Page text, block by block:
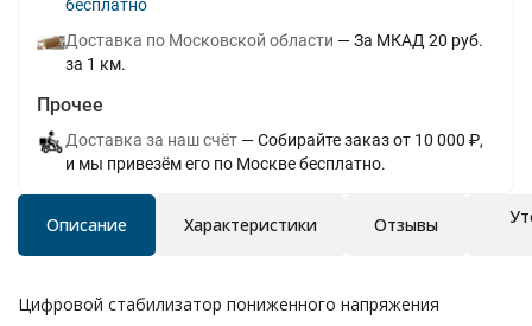
Бесплатно
Доставка по Московской области
За МКАД 20 руб.
за 1 км.
Прочее
Доставка за наш счёт
Собирайте заказ от 10 000 ₽,
и мы привезём его по Москве бесплатно.
Описание Характеристики Отзывы
Цифровой стабилизатор пониженного напряжения